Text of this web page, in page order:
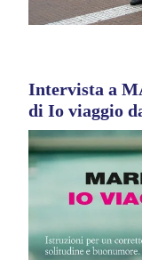
Intervista a
di Io viaggio